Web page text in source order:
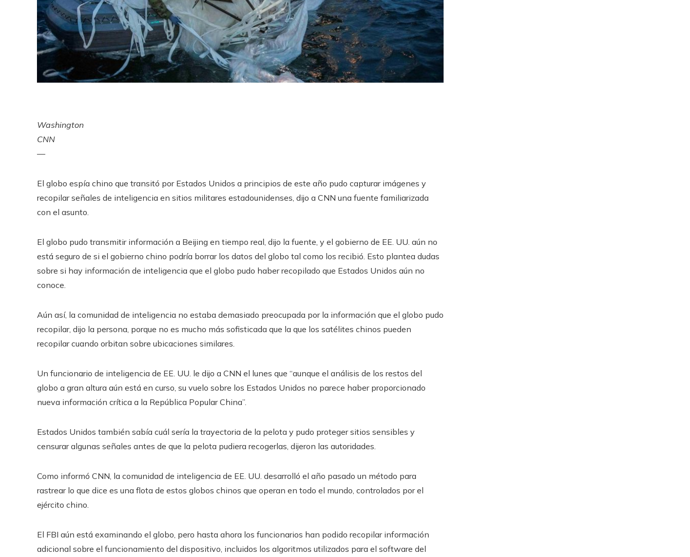
Washington
CNN
—
El globo espía chino que transitó por Estados Unidos a principios de este año pudo capturar imágenes y
recopilar señales de inteligencia en sitios militares estadounidenses, dijo a CNN una fuente familiarizada
con el asunto.
El globo pudo transmitir información a Beijing en tiempo real, dijo la fuente, y el gobierno de EE. UU. aún no
está seguro de si el gobierno chino podría borrar los datos del globo tal como los recibió. Esto plantea dudas
sobre si hay información de inteligencia que el globo pudo haber recopilado que Estados Unidos aún no
conoce.
Aún así, la comunidad de inteligencia no estaba demasiado preocupada por la información que el globo pudo
recopilar, dijo la persona, porque no es mucho más sofisticada que la que los satélites chinos pueden
recopilar cuando orbitan sobre ubicaciones similares.
Un funcionario de inteligencia de EE. UU. le dijo a CNN el lunes que “aunque el análisis de los restos del
globo a gran altura aún está en curso, su vuelo sobre los Estados Unidos no parece haber proporcionado
nueva información crítica a la República Popular China”.
Estados Unidos también sabía cuál sería la trayectoria de la pelota y pudo proteger sitios sensibles y
censurar algunas señales antes de que la pelota pudiera recogerlas, dijeron las autoridades.
Como informó CNN, la comunidad de inteligencia de EE. UU. desarrolló el año pasado un método para
rastrear lo que dice es una flota de estos globos chinos que operan en todo el mundo, controlados por el
ejército chino.
El FBI aún está examinando el globo, pero hasta ahora los funcionarios han podido recopilar información
adicional sobre el funcionamiento del dispositivo, incluidos los algoritmos utilizados para el software del